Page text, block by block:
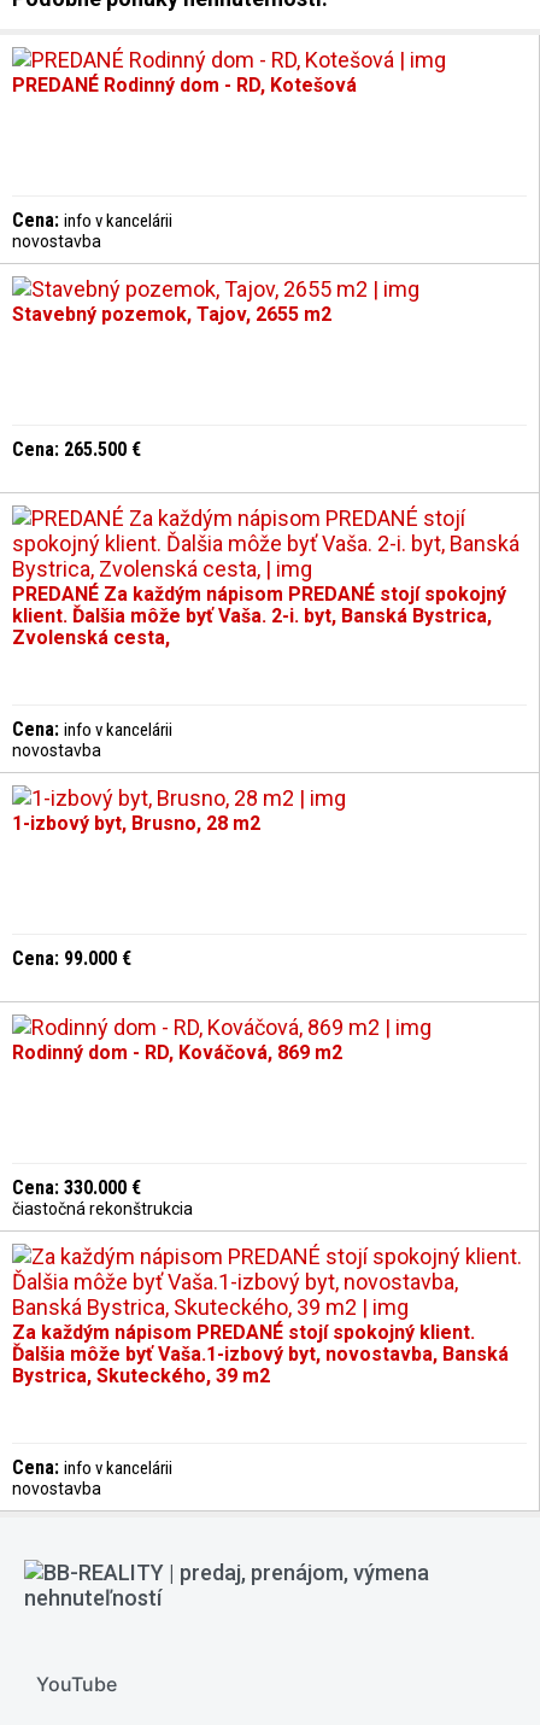
PREDANÉ Rodinný dom - RD, Kotešová
Cena: info v kancelárii
novostavba
Stavebný pozemok, Tajov, 2655 m2
Cena: 265.500 €
PREDANÉ Za každým nápisom PREDANÉ stojí spokojný
klient. Ďalšia môže byť Vaša. 2-i. byt, Banská Bystrica,
Zvolenská cesta,
Cena: info v kancelárii
novostavba
1-izbový byt, Brusno, 28 m2
Cena: 99.000 €
Rodinný dom - RD, Kováčová, 869 m2
Cena: 330.000 €
čiastočná rekonštrukcia
Za každým nápisom PREDANÉ stojí spokojný klient.
Ďalšia môže byť Vaša.1-izbový byt, novostavba, Banská
Bystrica, Skuteckého, 39 m2
Cena: info v kancelárii
novostavba
YouTube